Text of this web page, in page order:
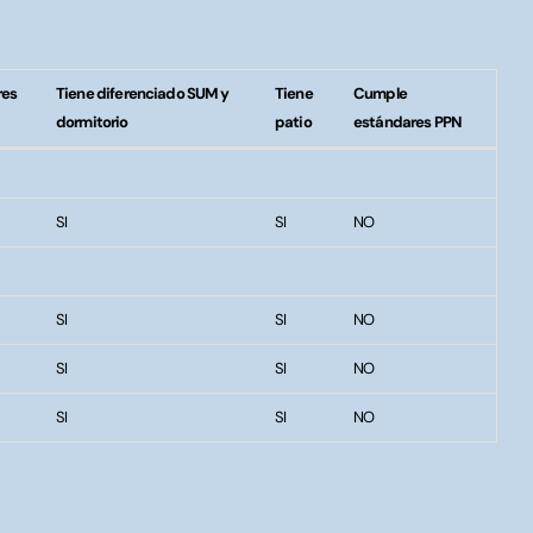
Tiene diferenciado SUM y
dormitorio
Tiene
patio
Cumple
estándares PPN
SI
SI NO
SI SI NO
SI SI NO
SI SI NO